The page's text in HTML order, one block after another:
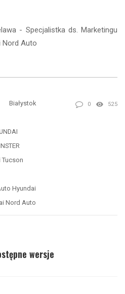
- Specjalistka ds. Marketingu
Nord Auto
Białystok
Tucson
Hyundai
Nord Auto
0 525
wersje